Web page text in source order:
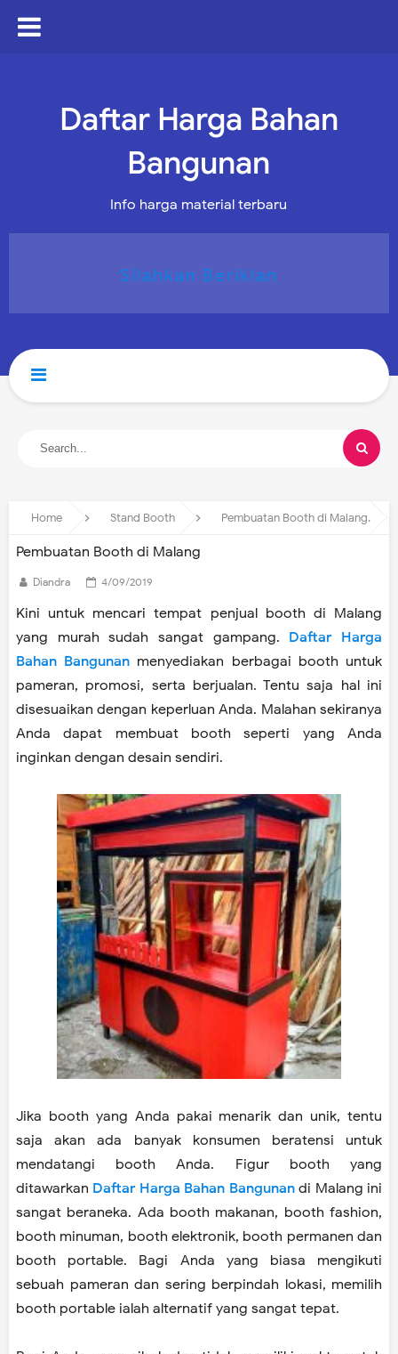
Daftar Harga Bahan
Bangunan
Info harga material terbaru
Silahkan Beriklan
Home Stand Booth Pembuatan Booth di Malang
Pembuatan Booth di Malang
Diandra 4/09/2019
Kini untuk mencari tempat penjual booth di Malang
yang murah sudah sangat gampang. Daftar Harga
Bahan Bangunan menyediakan berbagai booth untuk
pameran, promosi, serta berjualan. Tentu saja hal ini
disesuaikan dengan keperluan Anda. Malahan sekiranya
Anda dapat membuat booth seperti yang Anda
inginkan dengan desain sendiri.
Jika booth yang Anda pakai menarik dan unik, tentu
saja akan ada banyak konsumen beratensi untuk
mendatangi booth Anda. Figur booth yang
ditawarkan Daftar Harga Bahan Bangunan di Malang ini
sangat beraneka. Ada booth makanan, booth fashion,
booth minuman, booth elektronik, booth permanen dan
booth portable. Bagi Anda yang biasa mengikuti
sebuah pameran dan sering berpindah lokasi, memilih
booth portable ialah alternatif yang sangat tepat.